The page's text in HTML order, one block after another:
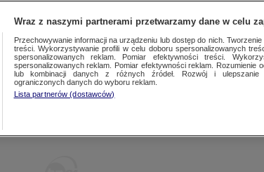
FAKTY O ŚWIECIE
Wraz z naszymi partnerami przetwarzamy dane w celu
Przechowywanie informacji na urządzeniu lub dostęp do nich.
treści. Wykorzystywanie profili w celu doboru spersonalizowanych
spersonalizowanych reklam. Pomiar efektywności treści.
spersonalizowanych reklam. Pomiar efektywności reklam. Rozumienie
lub kombinacji danych z różnych źródeł. Rozwój i ulepszanie
ograniczonych danych do wyboru reklam.
Lista partnerów (dostawców)